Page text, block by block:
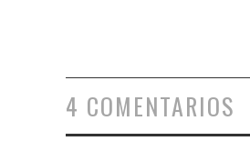
Navegación de
4 COMENTARIOS